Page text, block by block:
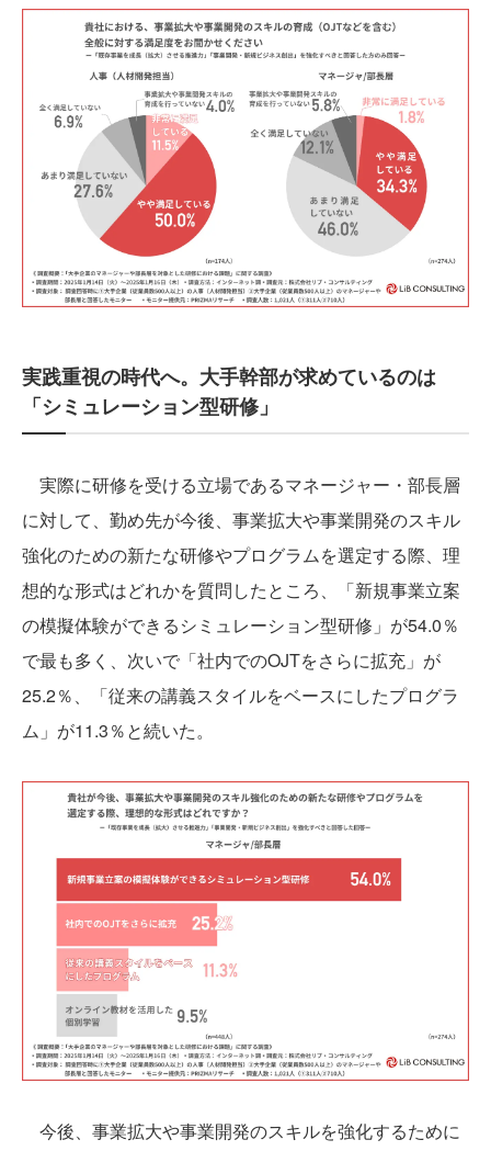
実践重視の時代へ。大手幹部が求めているのは
「シミュレーション型研修」
実際に研修を受ける立場であるマネージャー・部長層
に対して、勤め先が今後、事業拡大や事業開発のスキル
強化のための新たな研修やプログラムを選定する際、理
想的な形式はどれかを質問したところ、「新規事業立案
の模擬体験ができるシミュレーション型研修」が54.0％
で最も多く、次いで「社内でのOJTをさらに拡充」が
25.2％、「従来の講義スタイルをベースにしたプログラ
ム」が11.3％と続いた。
今後、事業拡大や事業開発のスキルを強化するために